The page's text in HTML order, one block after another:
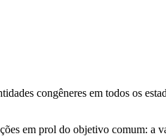
congêneres em todos os
em prol do objetivo comum: a